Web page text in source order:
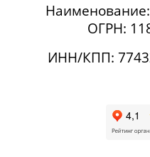
ОГРН:
ИНН/КПП: